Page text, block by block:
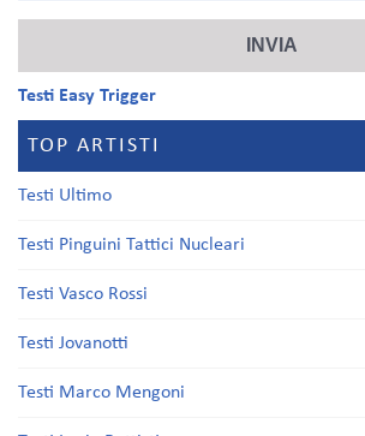
Testi Easy Trigger
TOP ARTISTI
Testi Ultimo
Testi Pinguini Tattici Nucleari
Testi Vasco Rossi
Testi Jovanotti
Testi Marco Mengoni